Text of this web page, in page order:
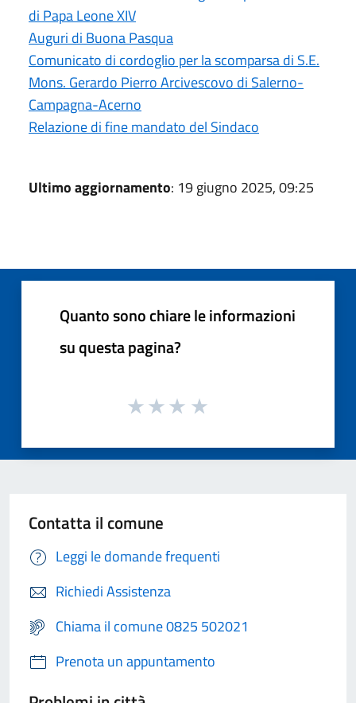
di Papa Leone XIV
Auguri di Buona Pasqua
Comunicato di cordoglio per la scomparsa di S.E.
Mons. Gerardo Pierro Arcivescovo di Salerno-
Campagna-Acerno
Relazione di fine mandato del Sindaco
Ultimo aggiornamento: 19 giugno 2025, 09:25
Quanto sono chiare le informazioni
su questa pagina?
Contatta il comune
Leggi le domande frequenti
Richiedi Assistenza
Chiama il comune 0825 502021
Prenota un appuntamento